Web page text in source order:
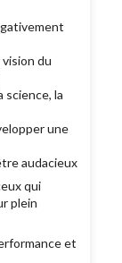
du
science, la
une
audacieux
qui
plein
et